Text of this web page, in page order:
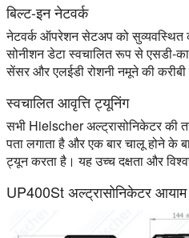
बिल्ट-इन नेटवर्क
नेटवर्क ऑपरेशन सेटअप को सुव्यवस्थित
सोनीशन डेटा स्वचालित रूप से एसडी-
सेंसर और एलईडी रोशनी नमूने की करीबी
स्वचालित आवृत्ति ट्यूनिंग
सभी Hielscher अल्ट्रासोनिकेटर की
पता लगाता है और एक बार चालू होने के
ट्यून करता है। यह उच्च दक्षता और
UP400St अल्ट्रासोनिकेटर आयाम